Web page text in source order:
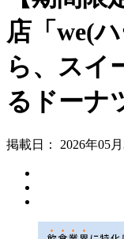
店「we(
ら、スイ
るドーナ
掲載日： 2026年05